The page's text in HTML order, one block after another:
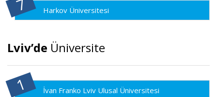
Harkov Üniversitesi
Lviv’de Üniversite
İvan Franko Lviv Ulusal Üniversitesi